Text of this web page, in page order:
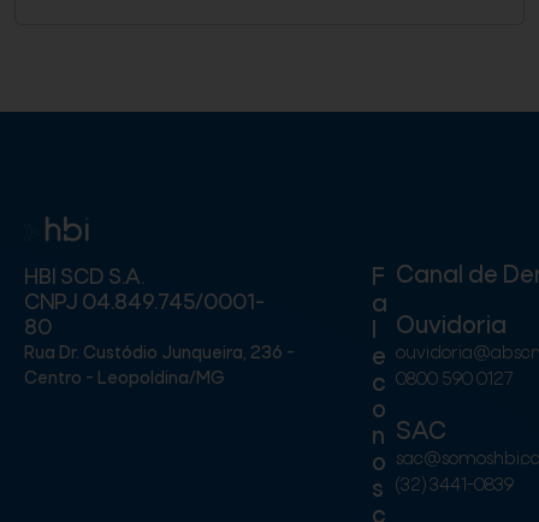
F
a
e
c
o
n
o
s
c
HBI SCD S.A.
CNPJ 04.849.745/0001-
80
Rua Dr. Custódio Junqueira, 236 -
Centro - Leopoldina/MG
Canal de
Ouvidoria
0800 590 0127
SAC
(32) 3441-0839